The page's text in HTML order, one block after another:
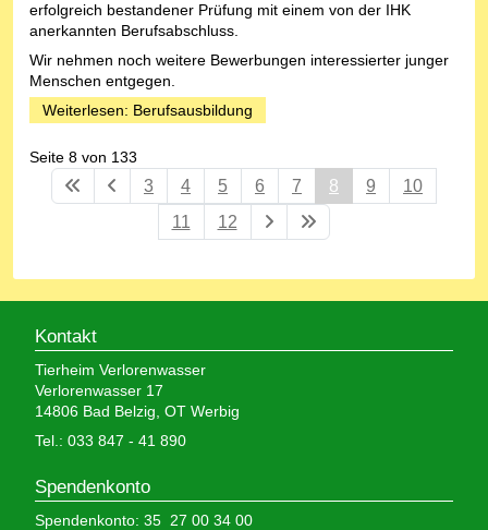
erfolgreich bestandener Prüfung mit einem von der IHK
anerkannten Berufsabschluss.
Wir nehmen noch weitere Bewerbungen interessierter junger
Menschen entgegen.
Weiterlesen: Berufsausbildung
Seite 8 von 133
3 4 5 6 7 8 9
10
11
12
Kontakt
Tierheim Verlorenwasser
Verlorenwasser 17
14806 Bad Belzig, OT Werbig
Tel.: 033 847 - 41 890
Spendenkonto
Spendenkonto: 35 27 00 34 00